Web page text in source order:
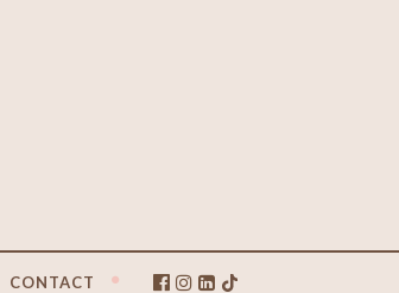
CONTACT